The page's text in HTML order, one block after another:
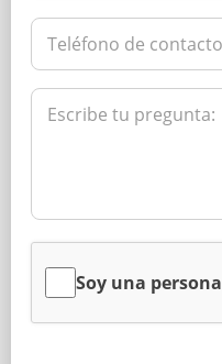
Soy una persona